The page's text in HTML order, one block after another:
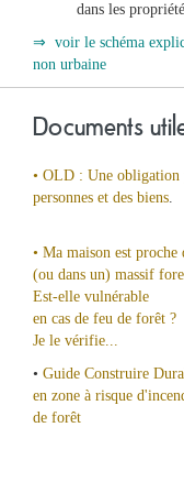
dans les
⇒ voir le schéma
non urbaine
Documents
• OLD : Une obligation
personnes et des biens.
• Ma maison est proche
(ou dans un) massif
Est-elle vulnérable
en cas de feu de forêt ?
Je le vérifie...
• Guide Construire
en zone à risque
de forêt